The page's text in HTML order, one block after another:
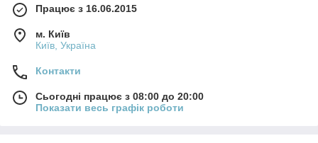
Працює з 16.06.2015
м. Київ
Київ, Україна
Контакти
Сьогодні працює з 08:00 до 20:00
Показати весь графік роботи